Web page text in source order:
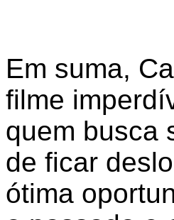
Em suma,
filme
quem busca
de ficar
ótima